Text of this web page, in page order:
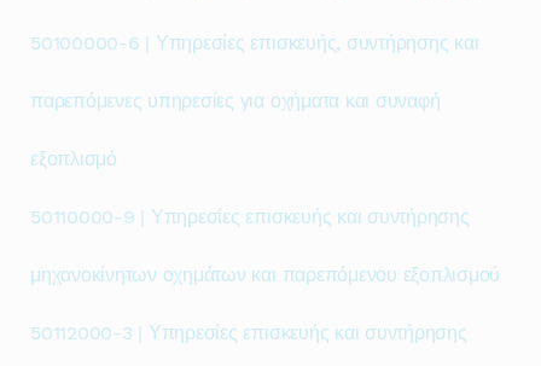
50100000-6 | Υπηρεσίες επισκευής, συντήρησης και
παρεπόμενες υπηρεσίες για οχήματα και συναφή
εξοπλισμό
50110000-9 | Υπηρεσίες επισκευής και συντήρησης
μηχανοκίνητων οχημάτων και παρεπόμενου εξοπλισμού
50112000-3 | Υπηρεσίες επισκευής και συντήρησης